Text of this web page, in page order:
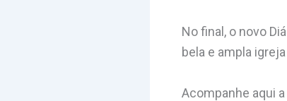
No final, o novo
bela e ampla
Acompanhe aqui